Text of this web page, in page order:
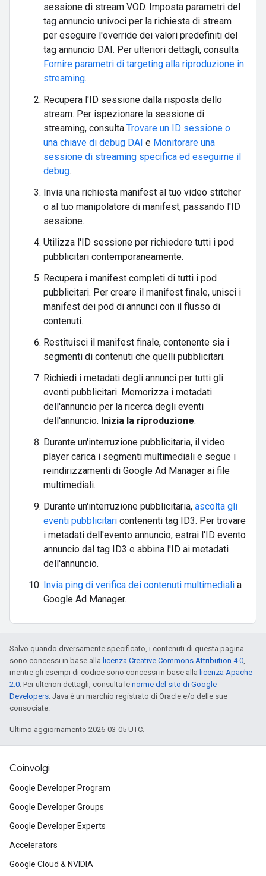
sessione di stream VOD. Imposta parametri del
tag annuncio univoci per la richiesta di stream
per eseguire l'override dei valori predefiniti del
tag annuncio DAI. Per ulteriori dettagli, consulta
Fornire parametri di targeting alla riproduzione in
streaming.
Recupera l'ID sessione dalla risposta dello
stream. Per ispezionare la sessione di
streaming, consulta Trovare un ID sessione o
una chiave di debug DAI e Monitorare una
sessione di streaming specifica ed eseguirne il
debug.
Invia una richiesta manifest al tuo video stitcher
o al tuo manipolatore di manifest, passando l'ID
sessione.
Utilizza l'ID sessione per richiedere tutti i pod
pubblicitari contemporaneamente.
Recupera i manifest completi di tutti i pod
pubblicitari. Per creare il manifest finale, unisci i
manifest dei pod di annunci con il flusso di
contenuti.
Restituisci il manifest finale, contenente sia i
segmenti di contenuti che quelli pubblicitari.
Richiedi i metadati degli annunci per tutti gli
eventi pubblicitari. Memorizza i metadati
dell'annuncio per la ricerca degli eventi
dell'annuncio. Inizia la riproduzione.
Durante un'interruzione pubblicitaria, il video
player carica i segmenti multimediali e segue i
reindirizzamenti di Google Ad Manager ai file
multimediali.
Durante un'interruzione pubblicitaria, ascolta gli
eventi pubblicitari contenenti tag ID3. Per trovare
i metadati dell'evento annuncio, estrai l'ID evento
annuncio dal tag ID3 e abbina l'ID ai metadati
dell'annuncio.
Invia ping di verifica dei contenuti multimediali a
Google Ad Manager.
Salvo quando diversamente specificato, i contenuti di questa pagina
sono concessi in base alla licenza Creative Commons Attribution 4.0
mentre gli esempi di codice sono concessi in base alla licenza Apache
2.0 . Per ulteriori dettagli, consulta le norme del sito di Google
Developers . Java è un marchio registrato di Oracle e/o delle sue
consociate.
Ultimo aggiornamento 2026-03-05 UTC.
Coinvolgi
Google Developer Program
Google Developer Groups
Google Developer Experts
Accelerators
Google Cloud & NVIDIA